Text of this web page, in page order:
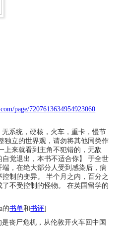
page/7207613634954923060
系统，硬核，火车，重卡，慢节
独立的世界观，请勿将其他同类作
上来就看到主角不犯错的，无敌
觉退出，本书不适合你】 于全世
，在绝大部分人受到感染后，病
制的变异。 半个月之内，百分之
不受控制的怪物。 在英国留学的
的书单和书评]
丧尸危机，从伦敦开火车回中国